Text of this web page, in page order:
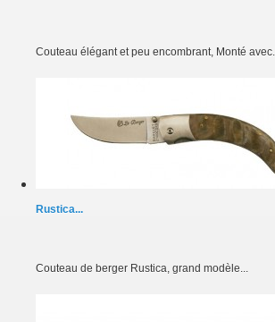
Couteau élégant et peu encombrant, Monté avec...
Rustica...
Couteau de berger Rustica, grand modèle...